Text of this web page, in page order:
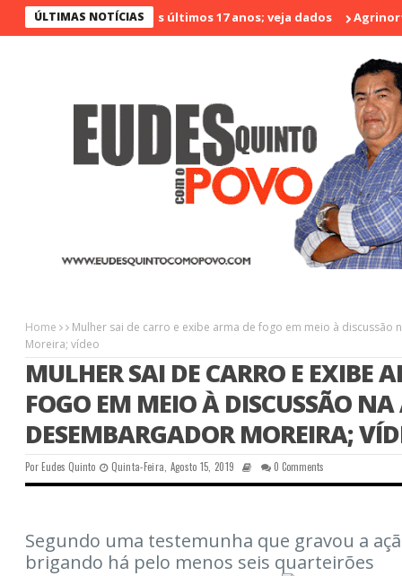
ÚLTIMAS NOTÍCIAS
o menos violento nos últimos 17 anos; veja dados Agrinort em
Home
Mulher sai de carro e exibe arma de fogo em meio à discussão
Moreira; vídeo
MULHER SAI DE CARRO E EXIBE
FOGO EM MEIO À DISCUSSÃO
DESEMBARGADOR MOREIRA;
PorEudes Quinto Quinta-Feira, Agosto 15, 2019 0 Comments
Segundo uma testemunha que gravou a
brigando há pelo menos seis quarteirões